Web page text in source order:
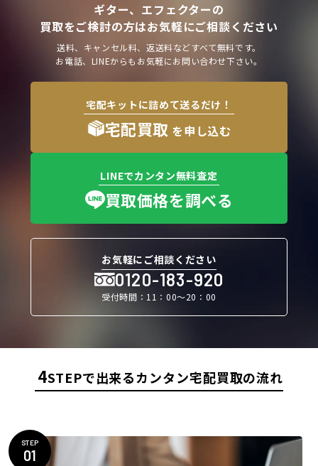
ギター、エフェクターの
買取をご検討の方はお気軽にご相談ください
送料、キャンセル料、返送料などすべて無料です。
お電話、LINEからもお気軽にお問い合わせ下さい。
宅配キットに詰めて送るだけ！
宅配買取 を申し込む
LINEでカンタン無料査定
買取価格を調べる
お気軽にご相談ください
0120-183-920
受付時間：11：00〜20：00
4STEPで出来るカンタン宅配買取の流れ
STEP
01